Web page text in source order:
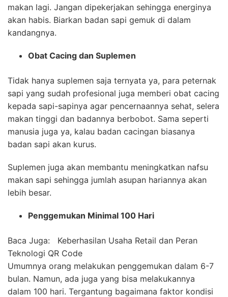
makan lagi. Jangan dipekerjakan sehingga energinya
akan habis. Biarkan badan sapi gemuk di dalam
kandangnya.
Obat Cacing dan Suplemen
Tidak hanya suplemen saja ternyata ya, para peternak
sapi yang sudah profesional juga memberi obat cacing
kepada sapi-sapinya agar pencernaannya sehat, selera
makan tinggi dan badannya berbobot. Sama seperti
manusia juga ya, kalau badan cacingan biasanya
badan sapi akan kurus.
Suplemen juga akan membantu meningkatkan nafsu
makan sapi sehingga jumlah asupan hariannya akan
lebih besar.
Penggemukan Minimal 100 Hari
Baca Juga:
Keberhasilan Usaha Retail dan Peran
Teknologi QR Code
Umumnya orang melakukan penggemukan dalam 6-7
bulan. Namun, ada juga yang bisa melakukannya
dalam 100 hari. Tergantung bagaimana faktor kondisi